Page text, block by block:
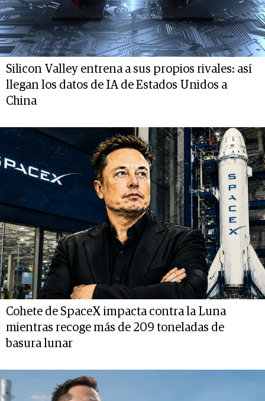
Silicon Valley entrena a sus propios rivales: así
llegan los datos de IA de Estados Unidos a
China
Cohete de SpaceX impacta contra la Luna
mientras recoge más de 209 toneladas de
basura lunar